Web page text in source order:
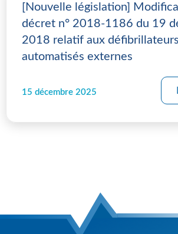
[Nouvelle législation]
décret n° 2018-1186 du 19
2018 relatif aux défibrillateurs
automatisés externes
15 décembre 2025